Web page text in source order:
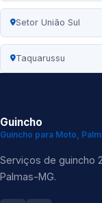
Setor União Sul
Taquarussu
Guincho
Guincho para Moto,
Serviços de guincho
Palmas-MG.